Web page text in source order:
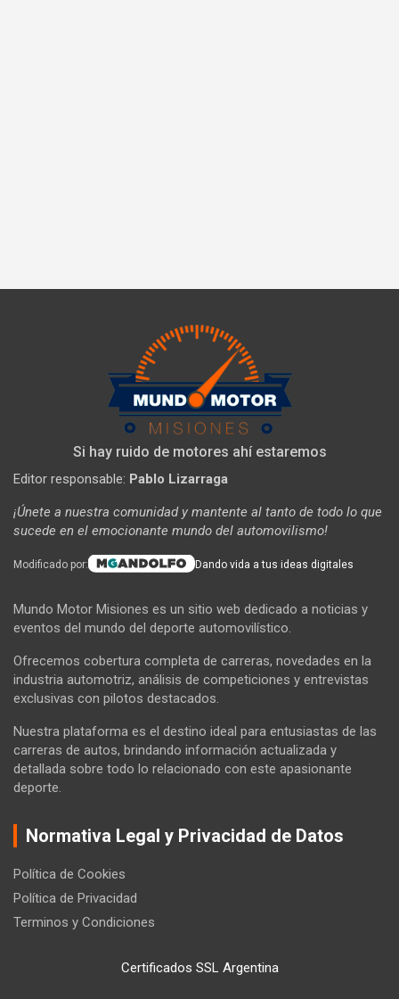
Si hay ruido de motores ahí estaremos
Editor responsable: Pablo Lizarraga
¡Únete a nuestra comunidad y mantente al tanto de todo lo que
sucede en el emocionante mundo del automovilismo!
Modificado por: Dando vida a tus ideas digitales
Mundo Motor Misiones es un sitio web dedicado a noticias y
eventos del mundo del deporte automovilístico.
Ofrecemos cobertura completa de carreras, novedades en la
industria automotriz, análisis de competiciones y entrevistas
exclusivas con pilotos destacados.
Nuestra plataforma es el destino ideal para entusiastas de las
carreras de autos, brindando información actualizada y
detallada sobre todo lo relacionado con este apasionante
deporte.
Normativa Legal y Privacidad de Datos
Política de Cookies
Política de Privacidad
Terminos y Condiciones
Certificados SSL Argentina